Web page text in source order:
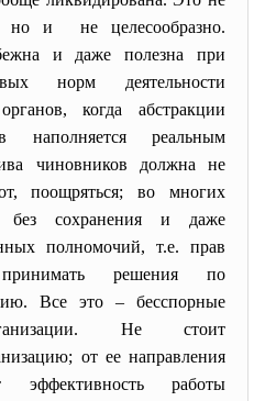
но и не целесообразно.
и даже полезна при
норм деятельности
когда абстракции
наполняется реальным
чиновников должна не
поощряться; во многих
без сохранения и даже
полномочий, т.е. прав
решения по
Все это – бесспорные
Не стоит
от ее направления
работы